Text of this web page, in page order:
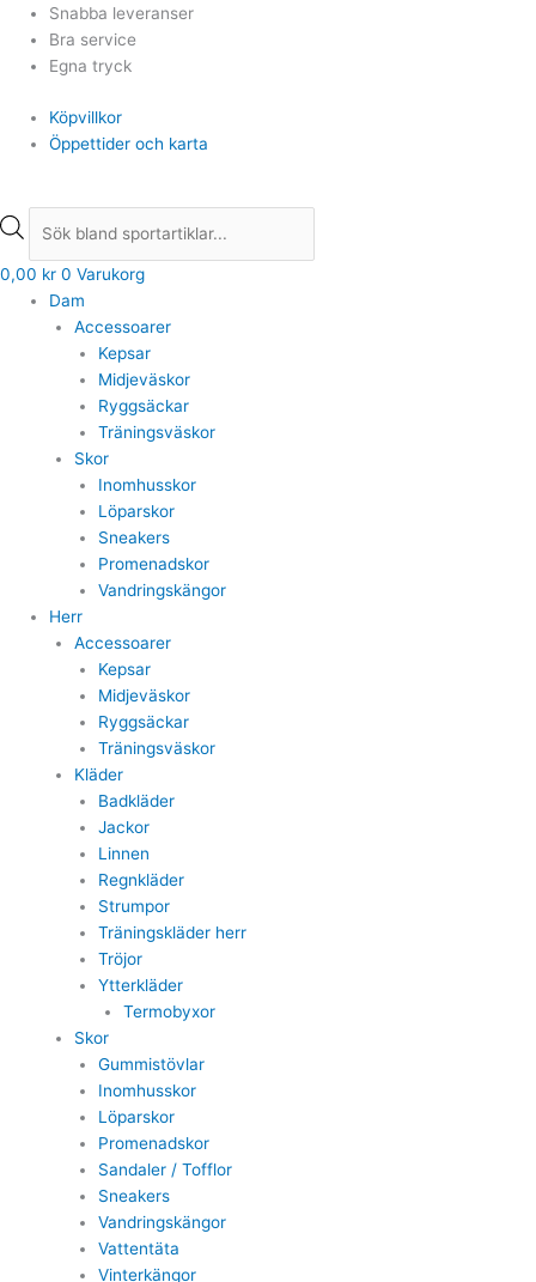
Hoppa
innehåll
Snabba leveranser
Bra service
Egna tryck
Köpvillkor
Öppettider och karta
Products
search
0,00 kr 0 Varukorg
Dam
Accessoarer
Kepsar
Midjeväskor
Ryggsäckar
Träningsväskor
Skor
Inomhusskor
Löparskor
Sneakers
Promenadskor
Vandringskängor
Herr
Accessoarer
Kepsar
Midjeväskor
Ryggsäckar
Träningsväskor
Kläder
Badkläder
Jackor
Linnen
Regnkläder
Strumpor
Träningskläder herr
Tröjor
Ytterkläder
Termobyxor
Skor
Gummistövlar
Inomhusskor
Löparskor
Promenadskor
Sandaler / Tofflor
Sneakers
Vandringskängor
Vattentäta
Vinterkängor
Products
search